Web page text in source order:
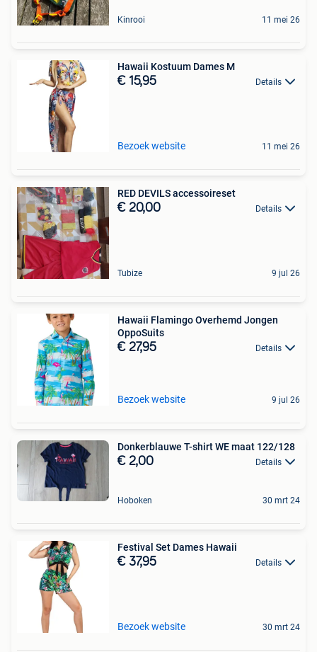
Kinrooi 11 mei 26
Hawaii Kostuum Dames M
€ 15,95 Details
Bezoek website 11 mei 26
RED DEVILS accessoireset
€ 20,00 Details
Tubize 9 jul 26
Hawaii Flamingo Overhemd Jongen
OppoSuits
€ 27,95 Details
Bezoek website 9 jul 26
Donkerblauwe T-shirt WE maat 122/128
€ 2,00 Details
Hoboken 30 mrt 24
Festival Set Dames Hawaii
€ 37,95 Details
Bezoek website 30 mrt 24